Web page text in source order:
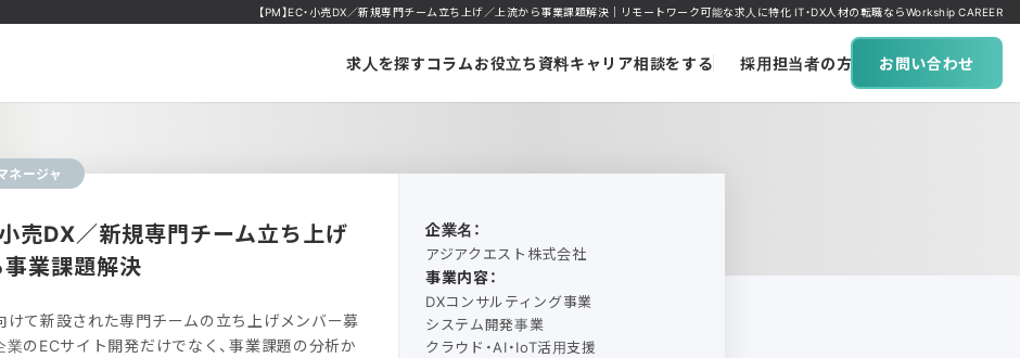
【PM】EC・小売DX／新規専門チーム立ち上げ／上流から事業課題解決｜リモートワーク可能な求人に特化 IT・DX人材の転職ならWorkship CAREER
求人を探すコラムお役立ち資料キャリア相談をする 採用担当者の方へ お問い合わせ
ネージャ
小売DX／新規専門チーム立ち上げ
業課題解決
けて新設された専門チームの立ち上げメンバー募
業のECサイト開発だけでなく、事業課題の分析か
企業名：
アジアクエスト株式会社
事業内容：
DXコンサルティング事業
システム開発事業
クラウド・AI・IoT活用支援